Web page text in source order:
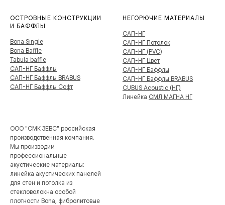
ОСТРОВНЫЕ КОНСТРУКЦИИ
И БАФФЛЫ
Bona Single
Bona Baffle
Tabula baffle
САП-НГ Баффлы
САП-НГ Баффлы BRABUS
САП-НГ Баффлы Софт
НЕГОРЮЧИЕ МАТЕРИАЛЫ
САП-НГ
САП-НГ Потолок
САП-НГ (PVC)
САП-НГ Цвет
САП-НГ Баффлы
САП-НГ Баффлы BRABUS
CUBUS Acoustic (НГ)
Линейка СМЛ МАГНА НГ
ООО "СМК ЗЕВС" российская
производственная компания.
Мы производим
профессиональные
акустические материалы:
линейка акустических панелей
для стен и потолка из
стекловолокна особой
плотности Bona, фибролитовые